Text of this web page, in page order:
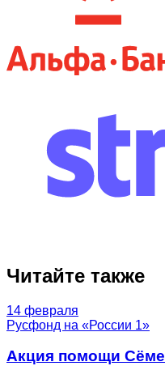
Читайте также
14 февраля
Русфонд на «России 1»
Акция помощи